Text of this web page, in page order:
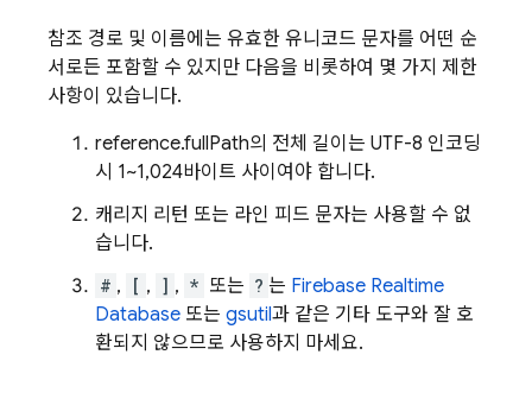
참조 경로 및 이름에는 유효한 유니코드 문자를 어떤 순
서로든 포함할 수 있지만 다음을 비롯하여 몇 가지 제한
사항이 있습니다.
reference.fullPath의 전체 길이는 UTF-8 인코딩
시 1~1,024바이트 사이여야 합니다.
캐리지 리턴 또는 라인 피드 문자는 사용할 수 없
습니다.
# , [ , ] , * 또는 ? 는 Firebase Realtime
Database 또는 gsutil과 같은 기타 도구와 잘 호
환되지 않으므로 사용하지 마세요.